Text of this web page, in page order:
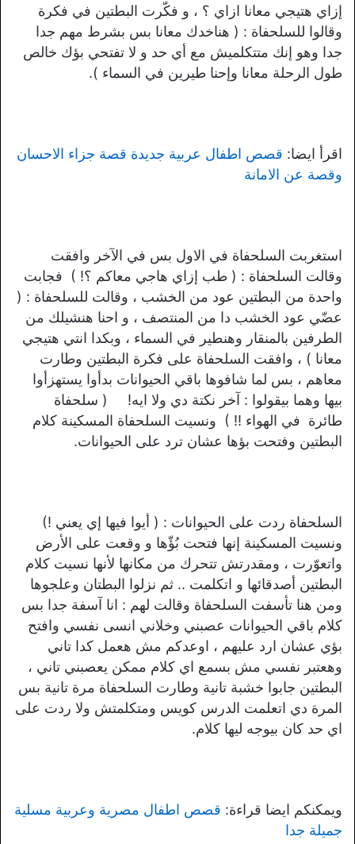
إزاي هتيجي معانا ازاي ؟ ، و فكّرت البطتين في فكرة
وقالوا للسلحفاة : ( هناخدك معانا بس بشرط مهم جدا
جدا وهو إنك متتكلميش مع أي حد و لا تفتحي بؤك خالص
طول الرحلة معانا وإحنا طيرين في السماء ).
اقرأ ايضا: قصص اطفال عربية جديدة قصة جزاء الاحسان
وقصة عن الامانة
استغربت السلحفاة في الاول بس في الآخر وافقت
وقالت السلحفاة : ( طب إزاي هاجي معاكم ؟! ) فجابت
واحدة من البطتين عود من الخشب ، وقالت للسلحفاة : (
عضّي عود الخشب دا من المنتصف ، و احنا هنشيلك من
الطرفين بالمنقار وهنطير في السماء ، وبكدا انتي هتيجي
معانا ) ، وافقت السلحفاة على فكرة البطتين وطارت
معاهم ، بس لما شافوها باقي الحيوانات بدأوا يستهزأوا
بيها وهما بيقولوا : آخر نكتة دي ولا ايه! ( سلحفاة
طائرة في الهواء !! ) ونسيت السلحفاة المسكينة كلام
البطتين وفتحت بؤها عشان ترد على الحيوانات.
السلحفاة ردت على الحيوانات : ( أيوا فيها إي يعني !)
ونسيت المسكينة إنها فتحت بُؤّها و وقعت على الأرض
واتعوّرت ، ومقدرتش تتحرك من مكانها لأنها نسيت كلام
البطتين أصدقائها و اتكلمت .. ثم نزلوا البطتان وعلجوها
ومن هنا تأسفت السلحفاة وقالت لهم : انا آسفة جدا بس
كلام باقي الحيوانات عصبني وخلاني انسى نفسي وافتح
بؤي عشان ارد عليهم ، اوعدكم مش هعمل كدا تاني
وهعتبر نفسي مش بسمع اي كلام ممكن يعصبني تاني ،
البطتين جابوا خشبة تانية وطارت السلحفاة مرة تانية بس
المرة دي اتعلمت الدرس كويس ومتكلمتش ولا ردت على
اي حد كان بيوجه ليها كلام.
ويمكنكم ايضا قراءة: قصص اطفال مصرية وعربية مسلية
جميلة جدا